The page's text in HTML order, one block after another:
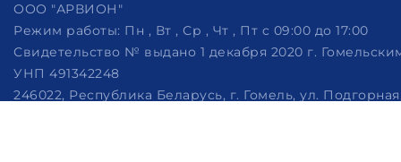
ООО "АРВИОН"
Режим работы: Пн , Вт , Ср , Чт , Пт c 09:00 до 17:00
Свидетельство № выдано 1 декабря 2020 г.
УНП 491342248
246022, Республика Беларусь, г. Гомель, ул.